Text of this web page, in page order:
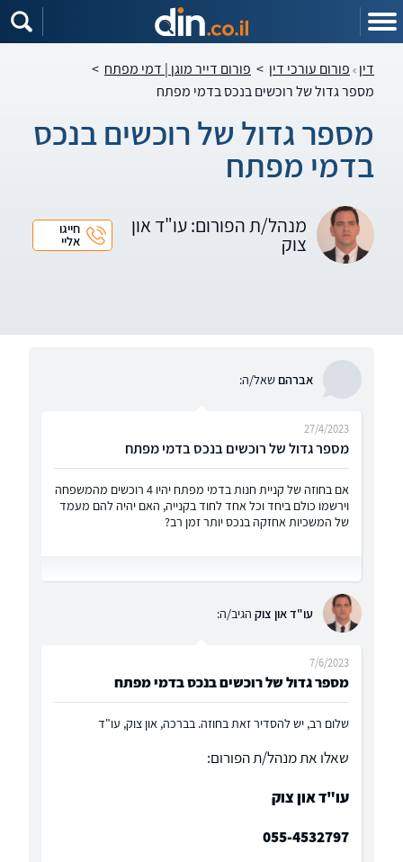
דין פורום עורכי דין > פורום דייר מוגן | דמי מפתח >
מספר גדול של רוכשים בנכס בדמי מפתח
מספר גדול של רוכשים בנכס
בדמי מפתח
מנהל/ת הפורום: עו"ד און
צוק
חייגו
אליי
אברהם שאל/ה:
מספר גדול של רוכשים בנכס בדמי מפתח
27/4/2023
אם בחוזה של קניית חנות בדמי מפתח יהיו 4 רוכשים מהמשפחה
וירשמו כולם ביחד וכל אחד לחוד בקנייה, האם יהיה להם מעמד
של המשכיות אחזקה בנכס יותר זמן רב?
עו"ד און צוק הגיב/ה:
מספר גדול של רוכשים בנכס בדמי מפתח
7/6/2023
שלום רב, יש להסדיר זאת בחוזה. בברכה, און צוק, עו"ד
שאלו את מנהל/ת הפורום:
עו"ד און צוק
055-4532797